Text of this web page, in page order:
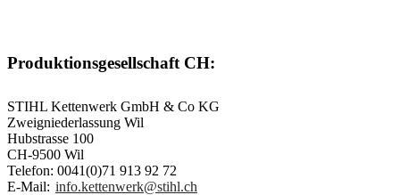
Produktionsgesellschaft CH:
STIHL Kettenwerk GmbH & Co KG
Zweigniederlassung Wil
Hubstrasse 100
CH-9500 Wil
Telefon: 0041(0)71 913 92 72
E-Mail: info.kettenwerk@stihl.ch